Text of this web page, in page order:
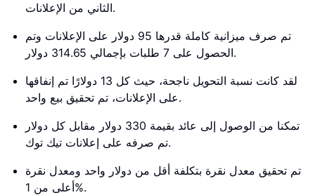
الثاني من الإعلانات.
تم صرف ميزانية كاملة قدرها 95 دولار على الإعلانات وتم
الحصول على 7 طلبات بإجمالي 314.65 دولار.
لقد كانت نسبة التحويل ناجحة، حيث كل 13 دولارًا تم إنفاقها
على الإعلانات، تم تحقيق بيع واحد.
تمكنا من الوصول إلى عائد بقيمة 330 دولار مقابل كل دولار
تم صرفه على إعلانات تيك توك.
تم تحقيق معدل نقرة بتكلفة أقل من دولار واحد ومعدل نقرة
أعلى من 1%.